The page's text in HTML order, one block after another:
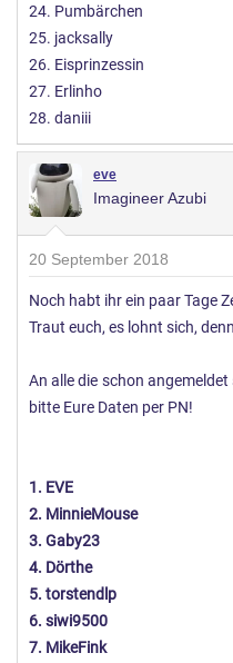
24. Pumbärchen
25. jacksally
26. Eisprinzessin
27. Erlinho
28. daniii
eve
Imagineer Azubi
20 September 2018
Noch habt ihr ein paar Tage
Traut euch, es lohnt sich,
An alle die schon
bitte Eure Daten per PN!
1. EVE
2. MinnieMouse
3. Gaby23
4. Dörthe
5. torstendlp
6. siwi9500
7. MikeFink